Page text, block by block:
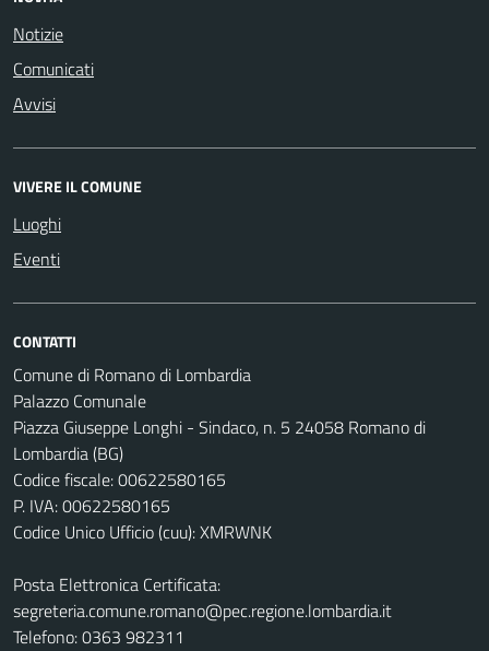
Notizie
Comunicati
Avvisi
VIVERE IL COMUNE
Luoghi
Eventi
CONTATTI
Comune di Romano di Lombardia
Palazzo Comunale
Piazza Giuseppe Longhi - Sindaco, n. 5 24058 Romano di
Lombardia (BG)
Codice fiscale: 00622580165
P. IVA: 00622580165
Codice Unico Ufficio (cuu): XMRWNK
Posta Elettronica Certificata:
segreteria.comune.romano@pec.regione.lombardia.it
Telefono: 0363 982311